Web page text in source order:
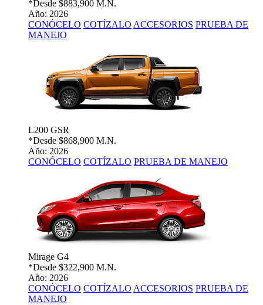
*Desde $883,900 M.N.
Año: 2026
CONÓCELO COTÍZALO ACCESORIOS PRUEBA DE
MANEJO
L200 GSR
*Desde $868,900 M.N.
Año: 2026
CONÓCELO COTÍZALO PRUEBA DE MANEJO
Mirage G4
*Desde $322,900 M.N.
Año: 2026
CONÓCELO COTÍZALO ACCESORIOS PRUEBA DE
MANEJO